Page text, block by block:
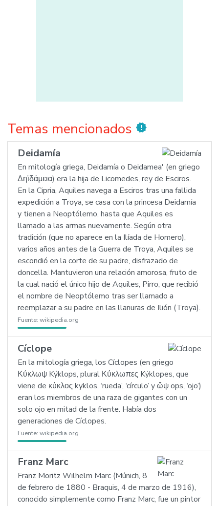
Temas mencionados new_releases
Deidamía
En mitología griega, Deidamía o Deidamea' (en griego
Δηϊδάμεια) era la hija de Licomedes, rey de Esciros.
En la Cipria, Aquiles navega a Esciros tras una fallida
expedición a Troya, se casa con la princesa Deidamía
y tienen a Neoptólemo, hasta que Aquiles es
llamado a las armas nuevamente. Según otra
tradición (que no aparece en la Ilíada de Homero),
varios años antes de la Guerra de Troya, Aquiles se
escondió en la corte de su padre, disfrazado de
doncella. Mantuvieron una relación amorosa, fruto de
la cual nació el único hijo de Aquiles, Pirro, que recibió
el nombre de Neoptólemo tras ser llamado a
reemplazar a su padre en las llanuras de Ilión (Troya).
Fuente: wikipedia.org
Cíclope
En la mitología griega, los Cíclopes (en griego
Κύκλωψ Kýklops, plural Κύκλωπες Kýklopes, que
viene de κύκλος kyklos, ‘rueda’, ‘círculo’ y ὤψ ops, ‘ojo’)
eran los miembros de una raza de gigantes con un
solo ojo en mitad de la frente. Había dos
generaciones de Cíclopes.
Fuente: wikipedia.org
Franz Marc
Franz Moritz Wilhelm Marc (Múnich, 8
de febrero de 1880 - Braquis, 4 de marzo de 1916),
conocido simplemente como Franz Marc, fue un pintor